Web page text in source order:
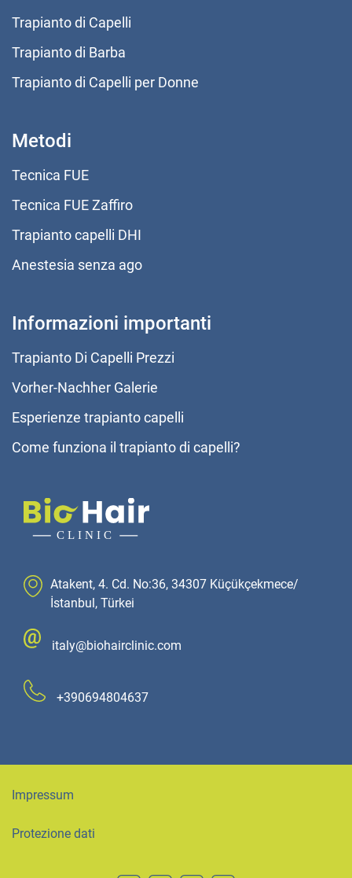
Trapianto di Capelli
Trapianto di Barba
Trapianto di Capelli per Donne
Metodi
Tecnica FUE
Tecnica FUE Zaffiro
Trapianto capelli DHI
Anestesia senza ago
Informazioni importanti
Trapianto Di Capelli Prezzi
Vorher-Nachher Galerie
Esperienze trapianto capelli
Come funziona il trapianto di capelli?
Atakent, 4. Cd. No:36, 34307 Küçükçekmece/
İstanbul, Türkei
italy@biohairclinic.com
+390694804637
Impressum
Protezione dati